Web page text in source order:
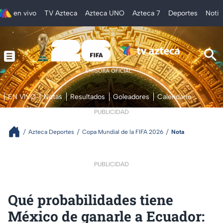
en vivo TV Azteca Azteca UNO Azteca 7 Deportes
EN VIVO Notas Resultados Goleadores Calendario
PUBLICIDAD
Azteca Deportes Copa Mundial de la FIFA 2026 Nota
PUBLICIDAD
Qué probabilidades tiene
México de ganarle a Ecuador: